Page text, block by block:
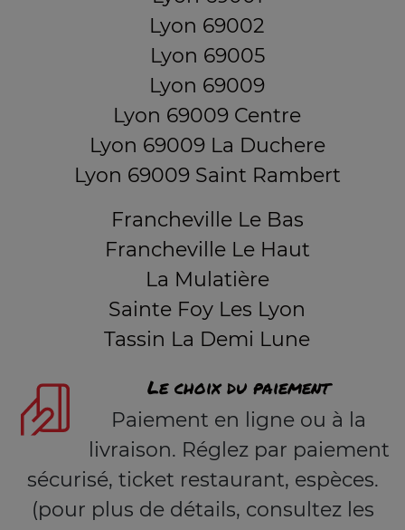
Lyon 69002
Lyon 69005
Lyon 69009
Lyon 69009 Centre
Lyon 69009 La Duchere
Lyon 69009 Saint Rambert
Francheville Le Bas
Francheville Le Haut
La Mulatière
Sainte Foy Les Lyon
Tassin La Demi Lune
Le choix du paiement
Paiement en ligne ou à la
livraison. Réglez par paiement
sécurisé, ticket restaurant, espèces.
(pour plus de détails, consultez les